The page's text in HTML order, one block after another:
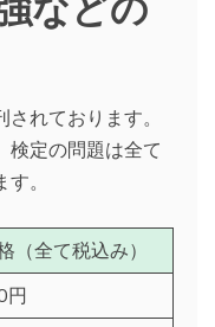
れております。
検定の問題は全て
。
（全て税込み）
円